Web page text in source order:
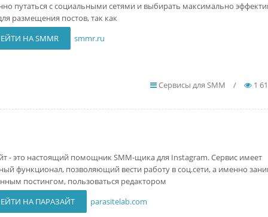
путаться с социальными сетями и выбирать максимально
размещения постов, так как
НА SMMR
smmr.ru
Сервисы для SMM / 1
- это настоящий помощник SMM-щика для Instagram. Сервис имеет
функционал, позволяющий вести работу в соц.сети, а именно
постингом, пользоваться редактором
НА ПАРАЗАЙТ
parasitelab.com